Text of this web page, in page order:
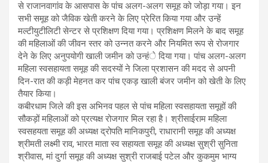
से राजानवागांव के आसपास के पांच अलग-अलग समूह को जोड़ा गया। इन
सभी समूह को जैविक खेती करने के लिए प्रेरित किया गया और उन्हें
मल्टीयुटीलिटी सेन्टर से प्रशिक्षण दिया गया। प्रशिक्षण मिलने के बाद समूह
की महिलाओं की जीवन स्तर को उन्नत करने और नियमित रूप से रोजगार
देने के लिए अनुपयोगी खाली जमीन को उन्हंे दिया गया। पांच अलग-अलग
महिला स्वसहायता समूह की सदस्यों ने जिला प्रशासन की मदद से अपनी
दिन-रात की कड़ी मेहनत कर पांच एकड़ खाली बंजर जमीन को खेती के लिए
तैयार किया।
कबीरधाम जिले की इस अभिनव पहल से पांच महिला स्वसहायता समूहों की
सौकड़ों महिलाओं को प्रत्यक्ष रोजगार मिल रहा है। श्रीसाईराम महिला
स्वसहयता समूह की अध्यक्ष द्रोपति मानिकपुरी, राधारानी समूह की अध्यक्ष
श्रीमती लक्ष्मी राव, भारत माता स्व सहायता समूह की अध्यक्ष सुश्री सुनिता
श्रीवास, मां दुर्गा समूह की अध्यक्ष सुश्री राजबाई पटेल और कुकमुम भाग्य